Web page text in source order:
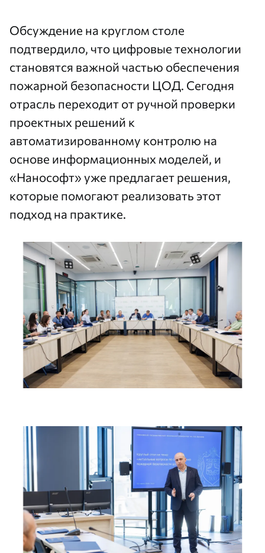
Обсуждение на круглом столе
подтвердило, что цифровые технологии
становятся важной частью обеспечения
пожарной безопасности ЦОД. Сегодня
отрасль переходит от ручной проверки
проектных решений к
автоматизированному контролю на
основе информационных моделей, и
«Нанософт» уже предлагает решения,
которые помогают реализовать этот
подход на практике.